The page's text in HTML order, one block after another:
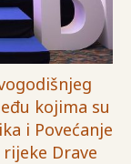
kojima su
i Povećanje
Drave